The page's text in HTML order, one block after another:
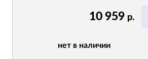
10 959 р.
нет в наличии